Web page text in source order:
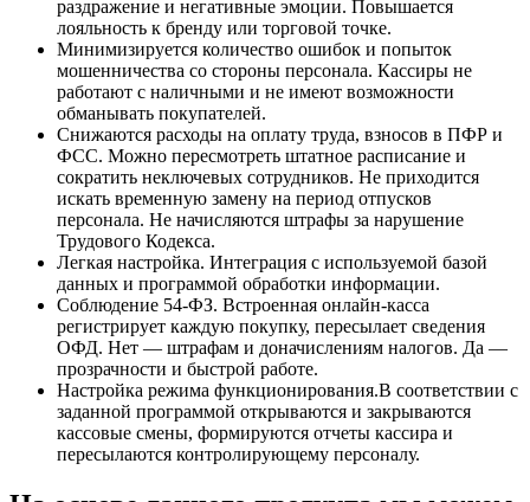
раздражение и негативные эмоции. Повышается
лояльность к бренду или торговой точке.
Минимизируется количество ошибок и попыток
мошенничества со стороны персонала. Кассиры не
работают с наличными и не имеют возможности
обманывать покупателей.
Снижаются расходы на оплату труда, взносов в ПФР и
ФСС. Можно пересмотреть штатное расписание и
сократить неключевых сотрудников. Не приходится
искать временную замену на период отпусков
персонала. Не начисляются штрафы за нарушение
Трудового Кодекса.
Легкая настройка. Интеграция с используемой базой
данных и программой обработки информации.
Соблюдение 54-ФЗ. Встроенная онлайн-касса
регистрирует каждую покупку, пересылает сведения
ОФД. Нет — штрафам и доначислениям налогов. Да —
прозрачности и быстрой работе.
Настройка режима функционирования.В соответствии с
заданной программой открываются и закрываются
кассовые смены, формируются отчеты кассира и
пересылаются контролирующему персоналу.